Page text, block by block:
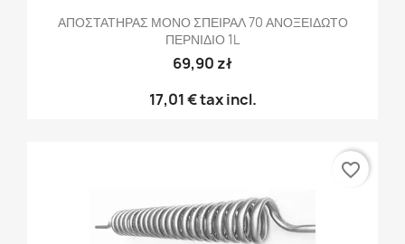
ΑΠΟΣΤΑΤΗΡΑΣ ΜΟΝΟ ΣΠΕΙΡΑΛ 70 ΑΝΟΞΕΙΔΩΤΟ
ΠΕΡΝΙΔΙΟ 1L
69,90 zł
17,01 €tax incl.
favorite_border